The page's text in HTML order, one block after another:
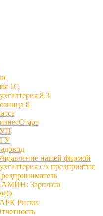
1С
8.3
8
нашей фирмой
с/х предприятия
Зарплата
Риски